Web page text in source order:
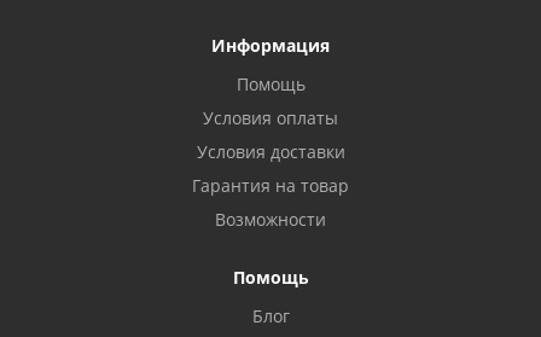
Информация
Помощь
Условия оплаты
Условия доставки
Гарантия на товар
Возможности
Помощь
Блог